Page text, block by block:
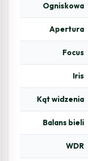
Ogniskowa
Apertura
Focus
Iris
Kąt widzenia
Balans bieli
WDR